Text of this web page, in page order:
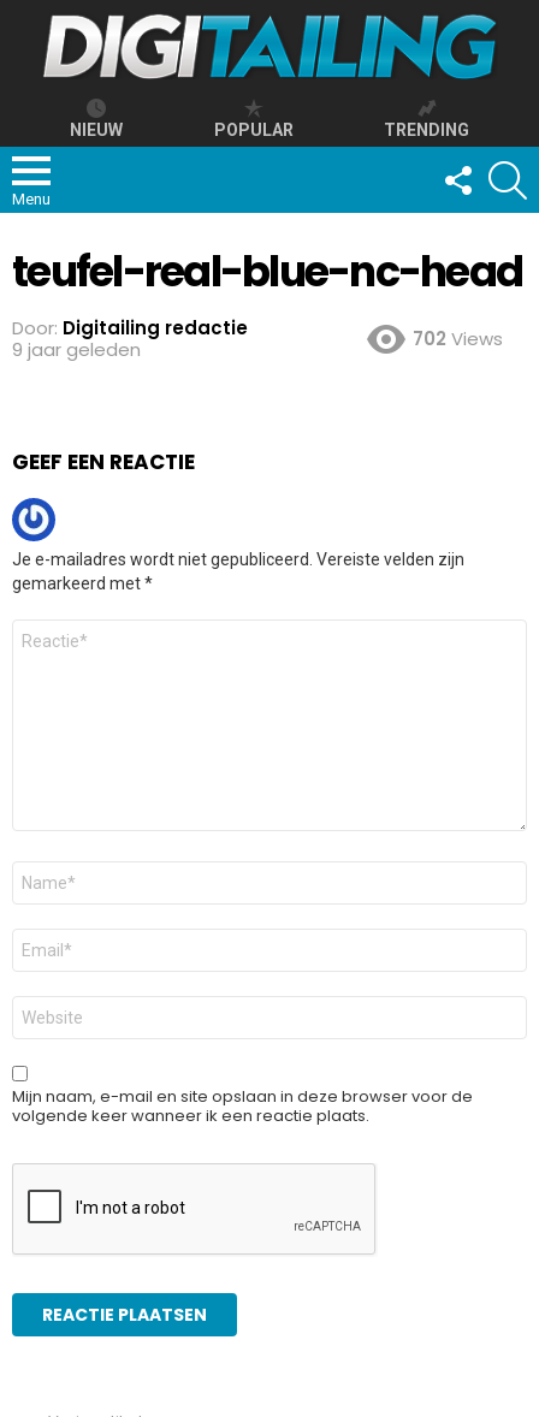
NIEUW POPULAR TRENDING
Menu
FOLLOW
US
teufel-real-blue-nc-head
Door: Digitailing redactie
9 jaar geleden
702 Views
GEEF EEN REACTIE
Je e-mailadres wordt niet gepubliceerd. Vereiste velden zijn
gemarkeerd met*
Reactie
Naam
E-
mail
*
Site
Mijn naam, e-mail en site opslaan in deze browser voor de
volgende keer wanneer ik een reactie plaats.